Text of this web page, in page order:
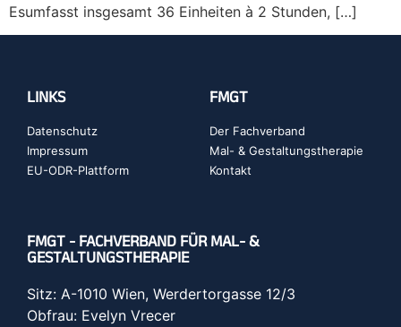
Esumfasst insgesamt 36 Einheiten à 2 Stunden, […]
LINKS
Datenschutz
Impressum
EU-ODR-Plattform
FMGT
Der Fachverband
Mal- & Gestaltungstherapie
Kontakt
FMGT - FACHVERBAND FÜR MAL- &
GESTALTUNGSTHERAPIE
Sitz: A-1010 Wien, Werdertorgasse 12/3
Obfrau: Evelyn Vrecer